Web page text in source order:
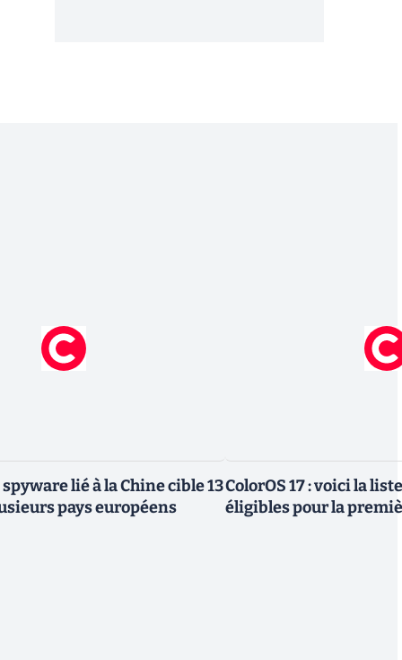
lié à la Chine cible 13
pays européens
ColorOS 17 : voici la
éligibles pour la